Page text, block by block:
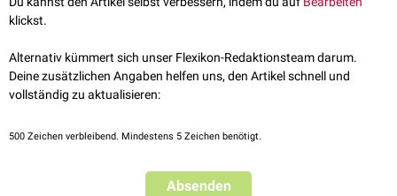
klickst.
Alternativ kümmert sich unser Flexikon-Redaktionsteam darum.
Deine zusätzlichen Angaben helfen uns, den Artikel schnell und
vollständig zu aktualisieren:
500 Zeichen verbleibend. Mindestens 5 Zeichen benötigt.
Absenden